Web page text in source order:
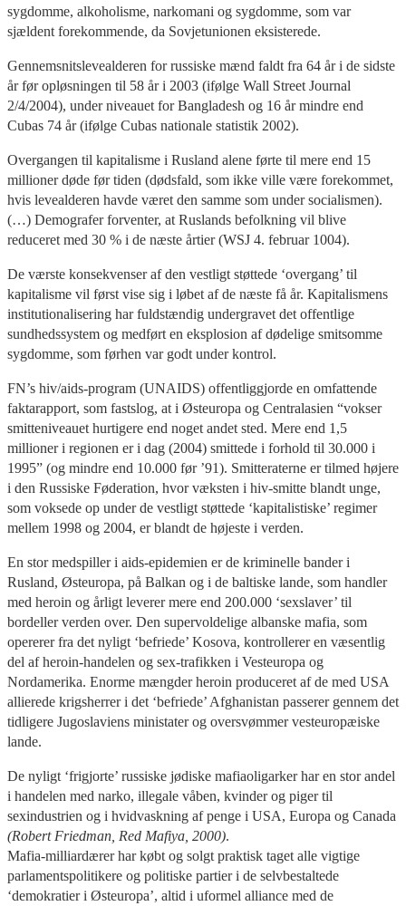
sygdomme, alkoholisme, narkomani og sygdomme, som var
sjældent forekommende, da Sovjetunionen eksisterede.
Gennemsnitslevealderen for russiske mænd faldt fra 64 år i de sidste
år før opløsningen til 58 år i 2003 (ifølge Wall Street Journal
2/4/2004), under niveauet for Bangladesh og 16 år mindre end
Cubas 74 år (ifølge Cubas nationale statistik 2002).
Overgangen til kapitalisme i Rusland alene førte til mere end 15
millioner døde før tiden (dødsfald, som ikke ville være forekommet,
hvis levealderen havde været den samme som under socialismen).
(…) Demografer forventer, at Ruslands befolkning vil blive
reduceret med 30 % i de næste årtier (WSJ 4. februar 1004).
De værste konsekvenser af den vestligt støttede ‘overgang’ til
kapitalisme vil først vise sig i løbet af de næste få år. Kapitalismens
institutionalisering har fuldstændig undergravet det offentlige
sundhedssystem og medført en eksplosion af dødelige smitsomme
sygdomme, som førhen var godt under kontrol.
FN’s hiv/aids-program (UNAIDS) offentliggjorde en omfattende
faktarapport, som fastslog, at i Østeuropa og Centralasien “vokser
smitteniveauet hurtigere end noget andet sted. Mere end 1,5
millioner i regionen er i dag (2004) smittede i forhold til 30.000 i
1995” (og mindre end 10.000 før ’91). Smitteraterne er tilmed højere
i den Russiske Føderation, hvor væksten i hiv-smitte blandt unge,
som voksede op under de vestligt støttede ‘kapitalistiske’ regimer
mellem 1998 og 2004, er blandt de højeste i verden.
En stor medspiller i aids-epidemien er de kriminelle bander i
Rusland, Østeuropa, på Balkan og i de baltiske lande, som handler
med heroin og årligt leverer mere end 200.000 ‘sexslaver’ til
bordeller verden over. Den supervoldelige albanske mafia, som
opererer fra det nyligt ‘befriede’ Kosova, kontrollerer en væsentlig
del af heroin-handelen og sex-trafikken i Vesteuropa og
Nordamerika. Enorme mængder heroin produceret af de med USA
allierede krigsherrer i det ‘befriede’ Afghanistan passerer gennem det
tidligere Jugoslaviens ministater og oversvømmer vesteuropæiske
lande.
De nyligt ‘frigjorte’ russiske jødiske mafiaoligarker har en stor andel
i handelen med narko, illegale våben, kvinder og piger til
sexindustrien og i hvidvaskning af penge i USA, Europa og Canada
(Robert Friedman, Red Mafiya, 2000).
Mafia-milliardærer har købt og solgt praktisk taget alle vigtige
parlamentspolitikere og politiske partier i de selvbestaltede
‘demokratier i Østeuropa’, altid i uformel alliance med de